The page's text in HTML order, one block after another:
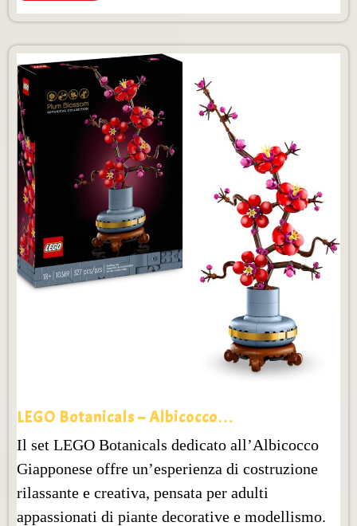
LEGO Botanicals – Albicocco…
Il set LEGO Botanicals dedicato all’Albicocco
Giapponese offre un’esperienza di costruzione
rilassante e creativa, pensata per adulti
appassionati di piante decorative e modellismo.